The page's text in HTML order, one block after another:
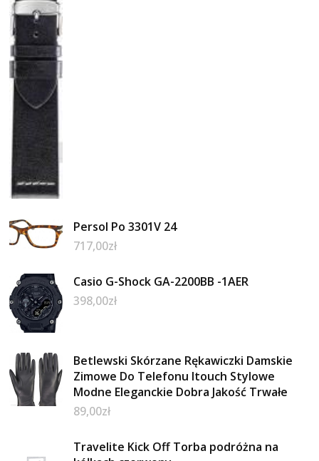
Persol Po 3301V 24
717,00zł
Casio G-Shock GA-2200BB -1AER
398,00zł
Betlewski Skórzane Rękawiczki Damskie
Zimowe Do Telefonu Itouch Stylowe
Modne Eleganckie Dobra Jakość Trwałe
89,00zł
Travelite Kick Off Torba podróżna na